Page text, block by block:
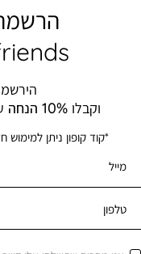
וקבלו 10% הנחה
*קוד קופון ניתן
מייל
טלפון